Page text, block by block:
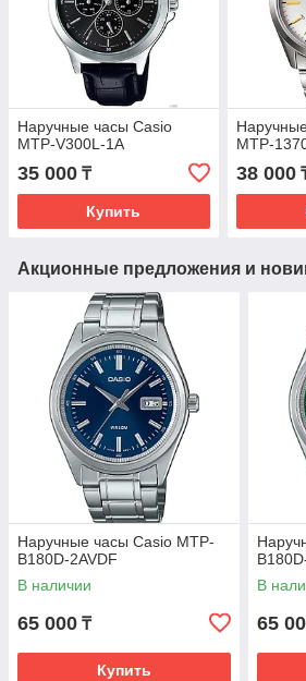
Наручные часы Casio
MTP-V300L-1A
35 000 ₸
Купить
MTP-
38 000
Акционные предложения и
Наручные часы Casio MTP-
B180D-2AVDF
В наличии
65 000 ₸
Купить
В
65